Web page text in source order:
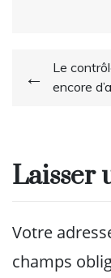
de
Le
encore
Laisser
Votre
champs